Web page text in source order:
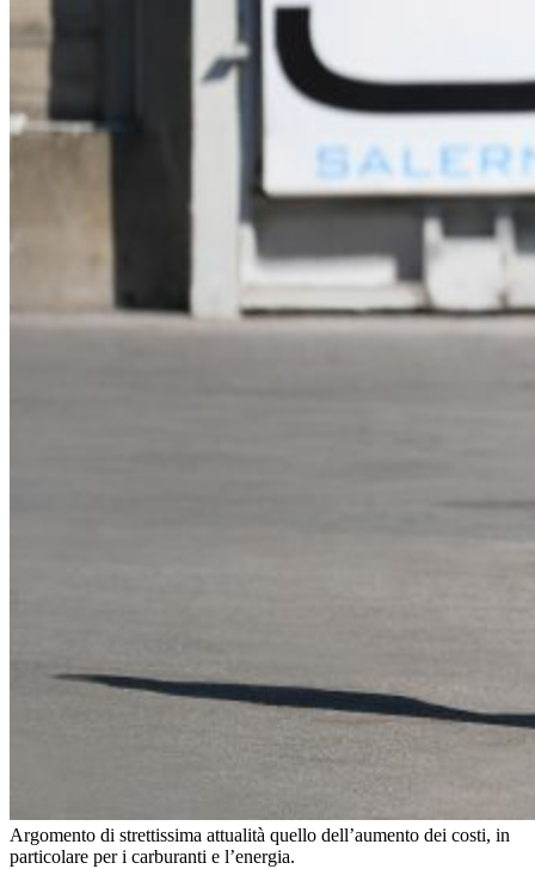
Argomento di strettissima attualità quello dell’aumento dei costi, in
particolare per i carburanti e l’energia.